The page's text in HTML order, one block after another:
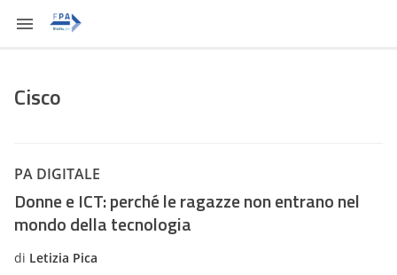
Cisco
PA DIGITALE
Donne e ICT: perché le ragazze non entrano nel
mondo della tecnologia
di Letizia Pica